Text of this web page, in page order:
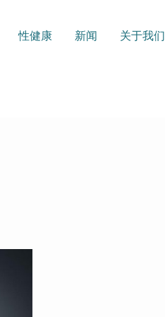
性健康 新闻 关于我们